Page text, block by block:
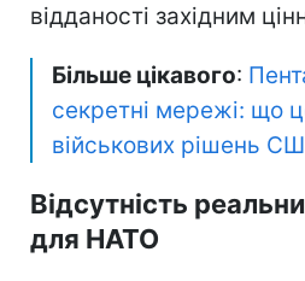
відданості західним
Більше цікавого:
секретні мережі: що
військових рішень
Відсутність
для НАТО